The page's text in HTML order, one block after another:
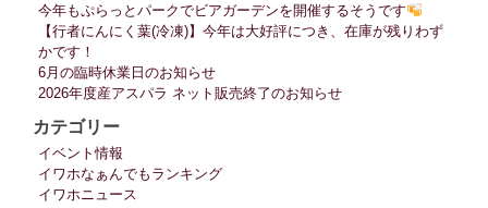
今年もぷらっとパークでビアガーデンを開催するそうです
【行者にんにく葉(冷凍)】今年は大好評につき、在庫が残りわず
かです！
6月の臨時休業日のお知らせ
2026年度産アスパラ ネット販売終了のお知らせ
カテゴリー
イベント情報
イワホなぁんでもランキング
イワホニュース